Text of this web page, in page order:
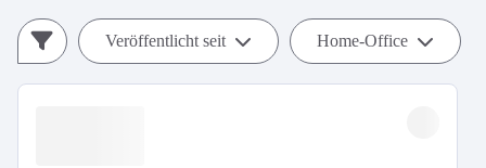
Veröffentlicht seit Home-Office